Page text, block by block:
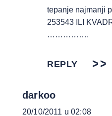
tepanje najmanji
253543 ILI
…………….
REPLY
darkoo
20/10/2011 u 02:08